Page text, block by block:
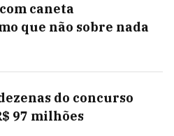
caneta
que não sobre nada
do concurso
97 milhões